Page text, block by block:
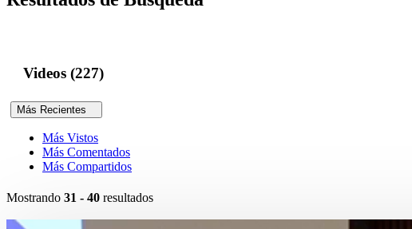
Videos (227)
Más Recientes
Más Vistos
Más Comentados
Más Compartidos
Mostrando 31 - 40 resultados